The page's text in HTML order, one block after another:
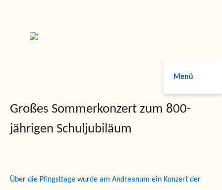
Menü
Großes Sommerkonzert zum 800-
jährigen Schuljubiläum
Über die Pfingsttage wurde am Andreanum ein Konzert der